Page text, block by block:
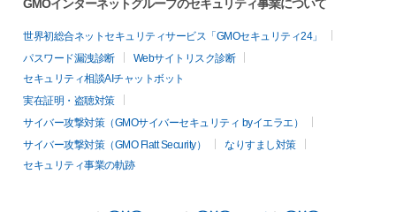
GMOインターネットグループのセキュリティ事業について
世界初総合ネットセキュリティサービス「GMOセキュリティ24」
パスワード漏洩診断
Webサイトリスク診断
セキュリティ相談AIチャットボット
実在証明・盗聴対策
サイバー攻撃対策（GMOサイバーセキュリティ byイエラエ）
サイバー攻撃対策（GMO Flatt Security）
なりすまし対策
セキュリティ事業の軌跡